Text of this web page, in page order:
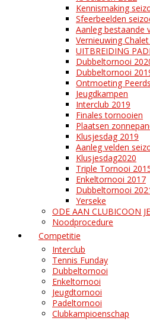
Kennismaking
Sfeerbeelden
Aanleg bestaande
Vernieuwing Chalet
UITBREIDING
Dubbeltornooi
Dubbeltornooi
Ontmoeting
Jeugdkampen
Interclub 2019
Finales tornooien
Plaatsen
Klusjesdag 2019
Aanleg velden
Klusjesdag2020
Triple Tornooi
Enkeltornooi 2017
Dubbeltornooi
Yerseke
ODE AAN CLUBICOON
Noodprocedure
Competitie
Interclub
Tennis Funday
Dubbeltornooi
Enkeltornooi
Jeugdtornooi
Padeltornooi
Clubkampioenschap